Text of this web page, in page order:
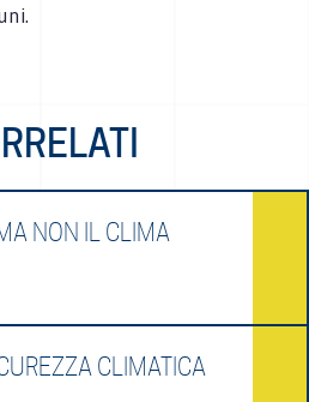
NON IL CLIMA
CLIMATICA